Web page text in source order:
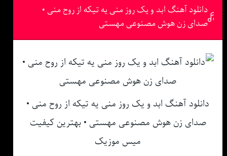
دانلود آهنگ ابد و یک روز منی یه تیکه از روح منی •
صدای زن هوش مصنوعی مهستی
دانلود آهنگ ابد و یک روز منی یه تیکه از روح منی •
صدای زن هوش مصنوعی مهستی • بهترین کیفیت
میس موزیک